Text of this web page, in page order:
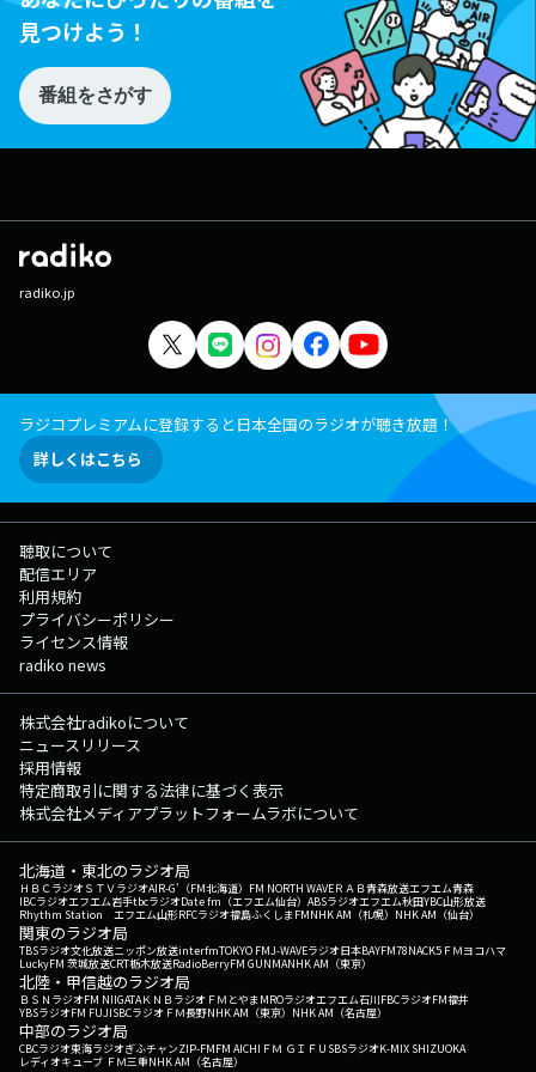
見つけよう！
番組をさがす
radiko.jp
ラジコプレミアムに登録すると日本全国のラジオが聴き放題！
詳しくはこちら
聴取について
配信エリア
利用規約
プライバシーポリシー
ライセンス情報
radiko news
株式会社radikoについて
ニュースリリース
採用情報
特定商取引に関する法律に基づく表示
株式会社メディアプラットフォームラボについて
北海道・東北のラジオ局
ＨＢＣラジオＳＴＶラジオAIR-G'（FM北海道） FM NORTH WAVEＲＡＢ青森放送エフエム青森
IBCラジオエフエム岩手tbcラジオDate fm（エフエム仙台） ABSラジオエフエム秋田YBC山形放送
Rhythm Station エフエム山形RFCラジオ福島ふくしまFMNHK AM（札幌） NHK AM（仙台）
関東のラジオ局
TBSラジオ文化放送ニッポン放送interfmTOKYO FMJ-WAVEラジオ日本BAYFM78NACK5 ＦＭヨコハマ
LuckyFM 茨城放送CRT栃木放送RadioBerryFM GUNMANHK AM（東京）
北陸・甲信越のラジオ局
ＢＳＮラジオFM NIIGATAＫＮＢラジオ ＦＭとやまMROラジオエフエム石川FBCラジオFM福井
YBSラジオFM FUJISBCラジオ ＦＭ長野NHK AM（東京） NHK AM（名古屋）
中部のラジオ局
CBCラジオ東海ラジオぎふチャンZIP-FMFM AICHI ＦＭ ＧＩＦＵ SBSラジオK-MIX SHIZUOKA
レディオキューブ ＦＭ三重NHK AM（名古屋）